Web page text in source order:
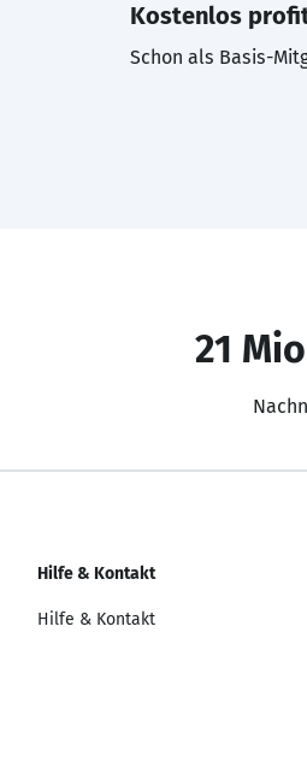
Kostenlos
Schon als Basis-
21
Hilfe & Kontakt
Hilfe & Kontakt